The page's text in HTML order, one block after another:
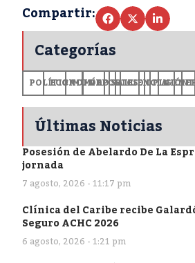
Compartir:
Categorías
POLÍTICA
ECONOMÍA
MUNDODEPORTES
SALUDCIENCIA
OPINIÓN
Últimas Noticias
Posesión de Abelardo De La
jornada
7 agosto, 2026 - 11:17 pm
Clínica del Caribe recibe
Seguro ACHC 2026
6 agosto, 2026 - 1:21 pm